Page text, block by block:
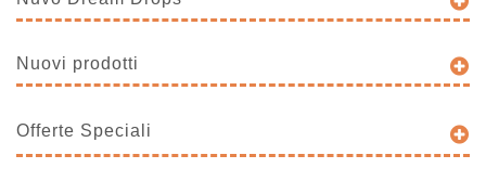
Nuovi prodotti
Offerte Speciali